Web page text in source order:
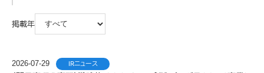
掲載年
2026-07-29 IRニュース